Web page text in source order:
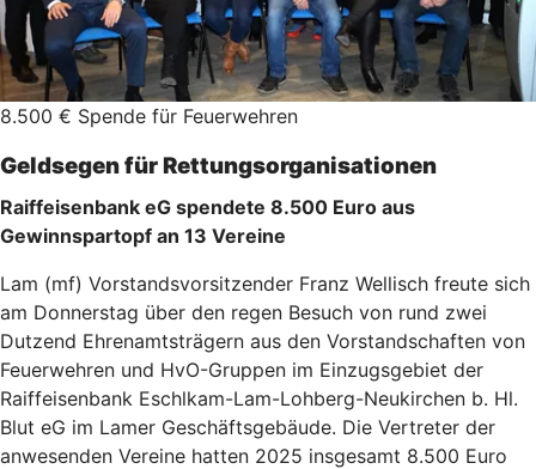
8.500 € Spende für Feuerwehren
Geldsegen für Rettungsorganisationen
Raiffeisenbank eG spendete 8.500 Euro aus
Gewinnspartopf an 13 Vereine
Lam (mf) Vorstandsvorsitzender Franz Wellisch freute sich
am Donnerstag über den regen Besuch von rund zwei
Dutzend Ehrenamtsträgern aus den Vorstandschaften von
Feuerwehren und HvO-Gruppen im Einzugsgebiet der
Raiffeisenbank Eschlkam-Lam-Lohberg-Neukirchen b. Hl.
Blut eG im Lamer Geschäftsgebäude. Die Vertreter der
anwesenden Vereine hatten 2025 insgesamt 8.500 Euro